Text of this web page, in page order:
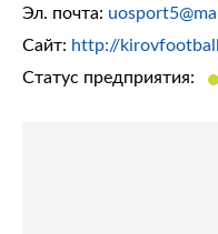
Эл. почта:
Сайт: http://
Статус предприятия: